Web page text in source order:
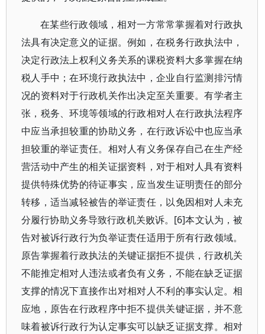
在某些行政领域，相对一方常常掌握着对行政执
法具有决定意义的证据。例如，在税务行政执法中，
决定行政法上权利义务关系的课税资料大多掌握在纳
税人手中；在环境行政执法中，企业自行监测排污情
况的资料对于行政机关作出决定至关重要。有学者主
张，税务、环境等领域的行政相对人在行政执法程序
中应当承担较重的协助义务，在行政诉讼中也应当承
担较重的举证责任。相对人有义务保存自己在生产经
营活动中产生的相关证据资料，对于相对人具有资料
提供特殊优势的待证事实，应当发生证明责任的部分
转移，适当减轻被告的举证责任，以免因相对人未充
分履行协助义务导致行政机关败诉。[6]本文认为，被
告对被诉行政行为负举证责任适用于所有行政领域。
原告掌握着行政执法的关键证据拒不提供，行政机关
不能推定相对人违法或者负有义务，不能在缺乏证据
支撑的情况下直接作出对相对人不利的事实认定。相
应地，原告在行政程序中拒不提供关键证据，并不意
味着被诉行政行为认定事实可以缺乏证据支撑。相对